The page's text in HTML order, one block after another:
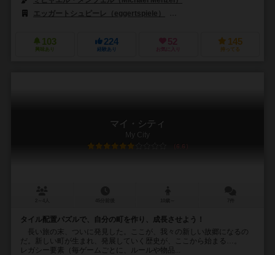
エッガートシュピーレ（eggertspiele）
103
興味あり
224
経験あり
52
お気に入り
145
持ってる
マイ・シティ
My City
6.6
タイル配置パズルで、自分の町を作り、成長させよう！
長い旅の末、ついに発見した。ここが、我々の新しい故郷になるの
だ。新しい町が生まれ、発展していく歴史が、ここから始まる…。
レガシー要素（毎ゲームごとに、ルールや物品...